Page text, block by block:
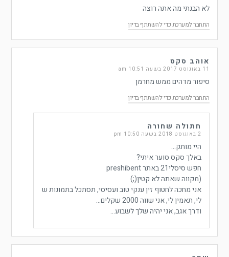
לא הבנתי מה אתה רוצה
התחבר למערכת כדי להשתתף בדיון
אוהב סקס
11 באוגוסט 2017 בשעה 10:51 am
סיפור מדהים ממש מחרמן
התחבר למערכת כדי להשתתף בדיון
חתולה שחורה
2 באוגוסט 2018 בשעה 10:50 pm
היי מותק…
באלך סקס סוער איתי?
חפש סיסלי21 באתר preshibent
(מקווה שאתה לא קטין(;)
אני מחכה לחטוף זין ענקי טוב ועסיסי, תסתכל בתמונות ש
לי, תאמין לי, אני שווה 2000 שקלים…
ודרך אגב, אני יהיה שלך לשבוע…